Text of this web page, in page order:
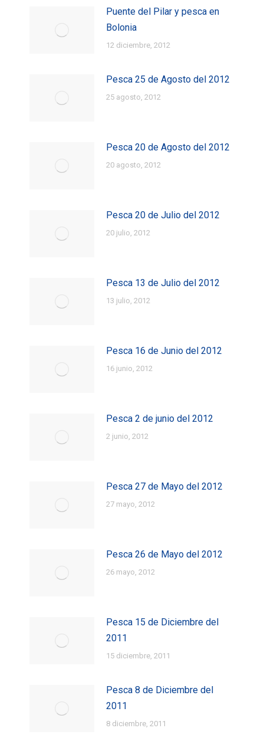
Puente del Pilar y pesca en
Bolonia
12 diciembre, 2012
Pesca 25 de Agosto del 2012
25 agosto, 2012
Pesca 20 de Agosto del 2012
20 agosto, 2012
Pesca 20 de Julio del 2012
20 julio, 2012
Pesca 13 de Julio del 2012
13 julio, 2012
Pesca 16 de Junio del 2012
16 junio, 2012
Pesca 2 de junio del 2012
2 junio, 2012
Pesca 27 de Mayo del 2012
27 mayo, 2012
Pesca 26 de Mayo del 2012
26 mayo, 2012
Pesca 15 de Diciembre del
2011
15 diciembre, 2011
Pesca 8 de Diciembre del
2011
8 diciembre, 2011